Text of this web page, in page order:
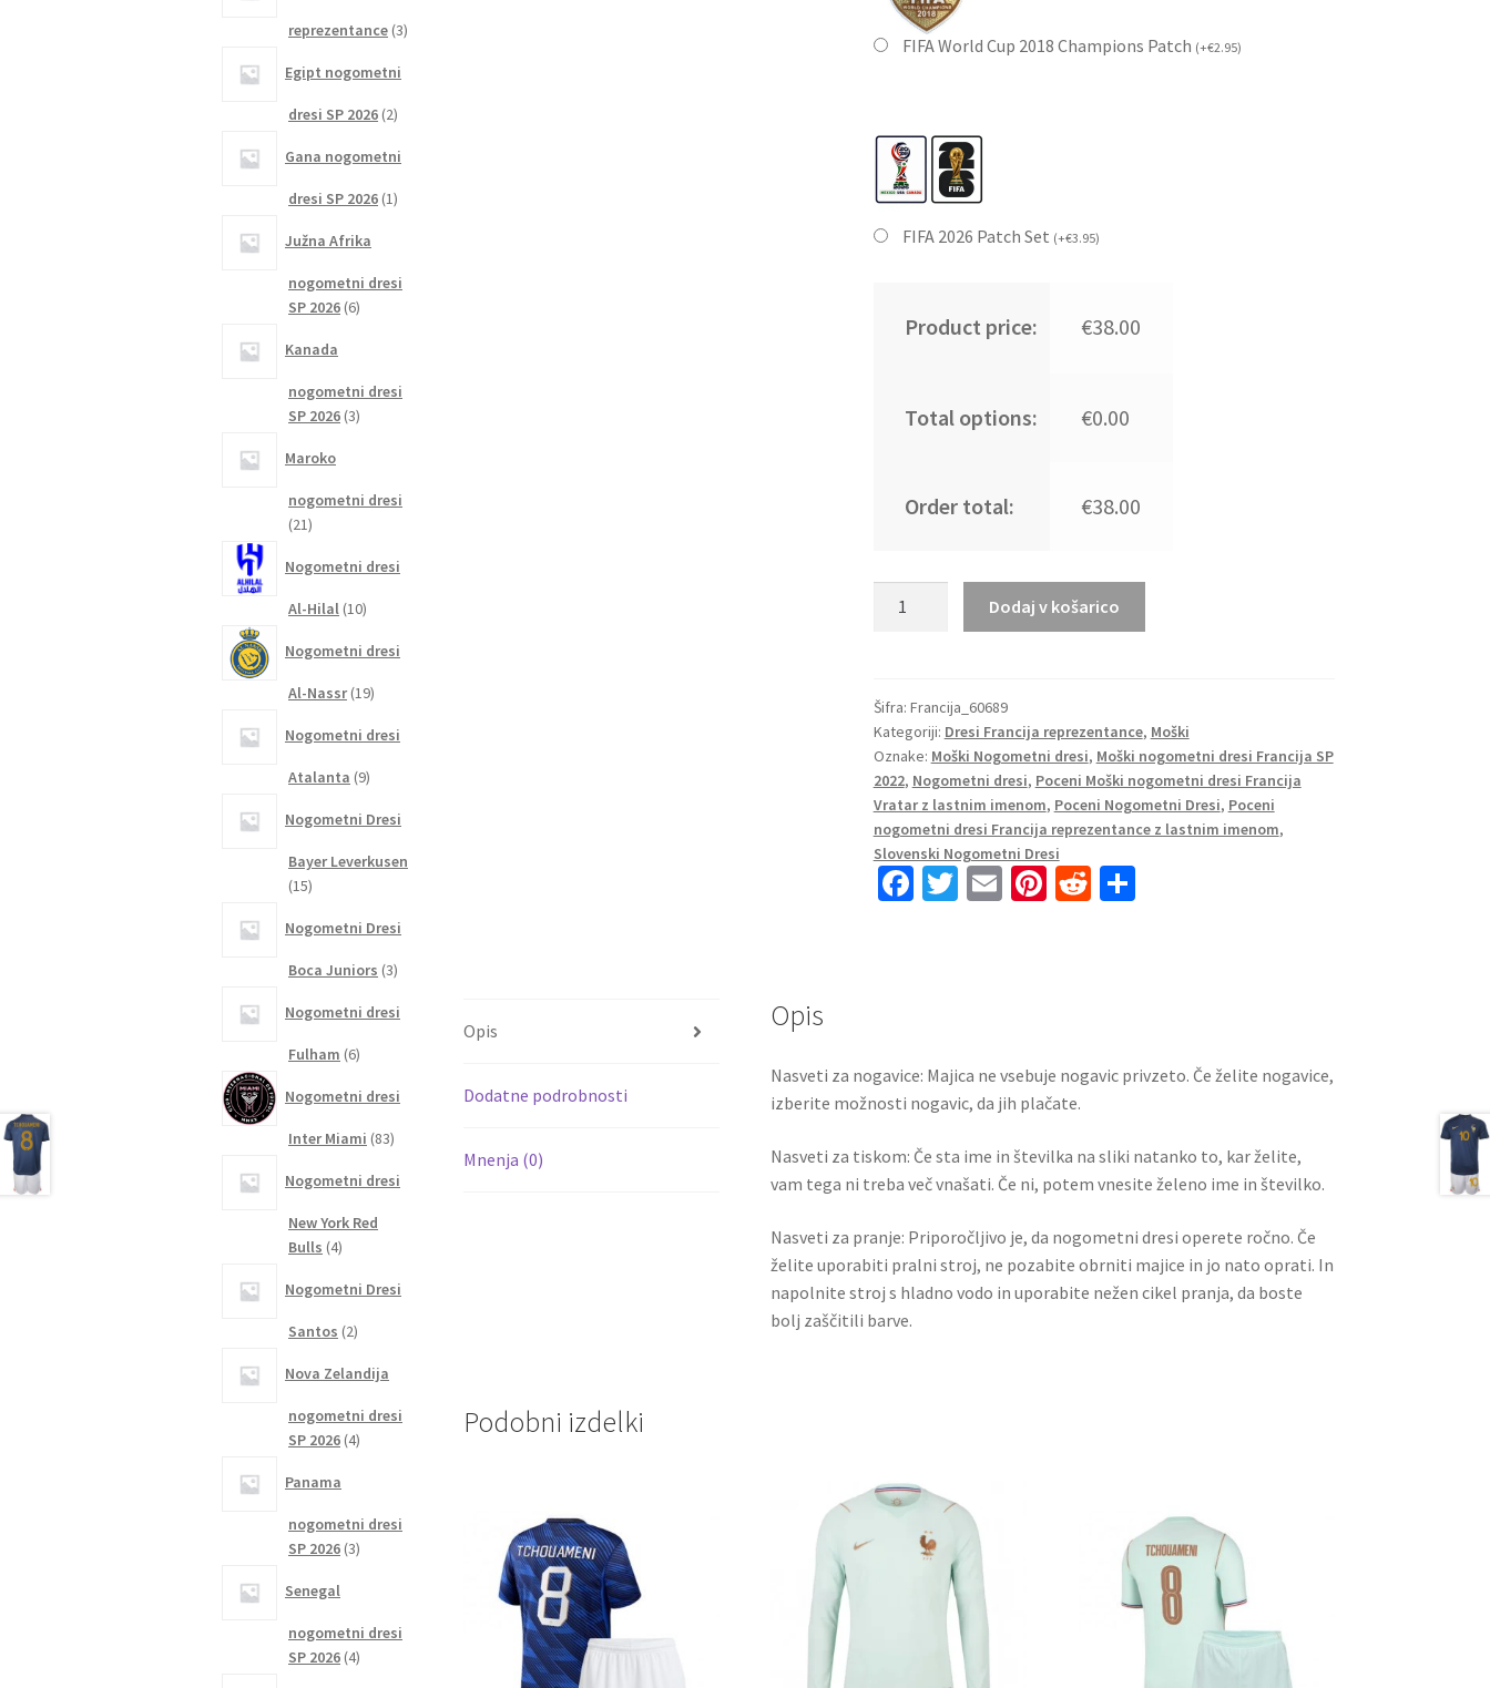
FIFA World Cup 2018 Champions Patch (+€2.95)
FIFA 2026 Patch Set (+€3.95)
Product price: €38.00
Total options: €0.00
Order total: €38.00
Domači
SP
2022
Kratek
Rokav
+
Kratke
hlače
Dodaj v košarico
Šifra: Francija_60689
Kategoriji: Dresi Francija reprezentance, Moški
Oznake: Moški Nogometni dresi, Moški nogometni dresi Francija SP
2022, Nogometni dresi, Poceni Moški nogometni dresi Francija
Vratar z lastnim imenom, Poceni Nogometni Dresi, Poceni
nogometni dresi Francija reprezentance z lastnim imenom,
Slovenski Nogometni Dresi
Fa
k
T E Pi R S
Opis
Dodatne podrobnosti
Mnenja (0)
Opis
Nasveti za nogavice: Majica ne vsebuje nogavic privzeto. Če želite nogavice,
izberite možnosti nogavic, da jih plačate.
Nasveti za tiskom: Če sta ime in številka na sliki natanko to, kar želite,
vam tega ni treba več vnašati. Če ni, potem vnesite želeno ime in številko.
Nasveti za pranje: Priporočljivo je, da nogometni dresi operete ročno. Če
želite uporabiti pralni stroj, ne pozabite obrniti majice in jo nato oprati. In
napolnite stroj s hladno vodo in uporabite nežen cikel pranja, da boste
bolj zaščitili barve.
Podobni izdelki
reprezentance 33
Egipt nogometni
dresi SP 2026 22
Gana nogometni
dresi SP 2026 11
Južna Afrika
nogometni dresi
SP 2026 66
Kanada
nogometni dresi
SP 2026 33
Maroko
nogometni dresi
2121
Nogometni dresi
Al-Hilal 1010
Nogometni dresi
Al-Nassr 1919
Nogometni dresi
Atalanta 99
Nogometni Dresi
Bayer Leverkusen
1515
Nogometni Dresi
Boca Juniors 33
Nogometni dresi
Fulham 66
Nogometni dresi
Inter Miami 8383
Nogometni dresi
New York Red
Bulls 44
Nogometni Dresi
Santos 22
Nova Zelandija
nogometni dresi
SP 2026 44
Panama
nogometni dresi
SP 2026 33
Senegal
nogometni dresi
SP 2026 44